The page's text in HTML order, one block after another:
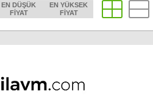
EN DÜŞÜK
FIYAT
EN YÜKSEK
FIYAT